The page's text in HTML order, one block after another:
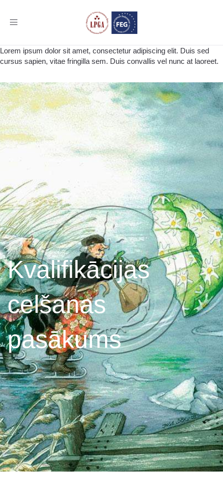
Toggle
Lorem ipsum dolor sit amet, consectetur adipiscing elit. Duis sed
cursus sapien, vitae fringilla sem. Duis convallis vel nunc at laoreet.
Kvalifikācijas
celšanas
pasākums